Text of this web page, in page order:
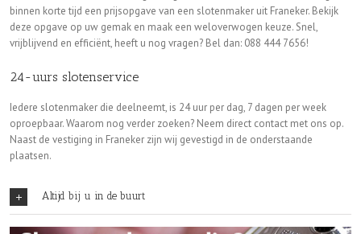
binnen korte tijd een prijsopgave van een slotenmaker uit Franeker. Bekijk
deze opgave op uw gemak en maak een weloverwogen keuze. Snel,
vrijblijvend en efficiënt, heeft u nog vragen? Bel dan: 088 444 7656!
24-uurs slotenservice
Iedere slotenmaker die deelneemt, is 24 uur per dag, 7 dagen per week
oproepbaar. Waarom nog verder zoeken? Neem direct contact met ons op.
Naast de vestiging in Franeker zijn wij gevestigd in de onderstaande
plaatsen.
Altijd bij u in de buurt